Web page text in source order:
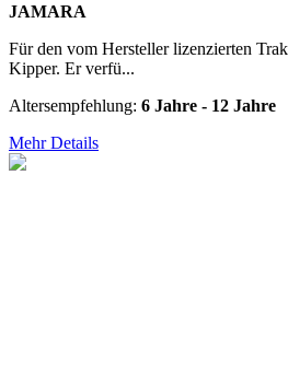
JAMARA
Für den vom Hersteller lizenzierten
Kipper. Er verfü...
Altersempfehlung: 6 Jahre - 12 Jahre
Mehr Details